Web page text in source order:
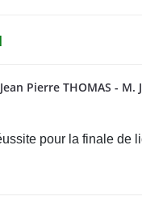
Pierre THOMAS - M.
pour la finale de